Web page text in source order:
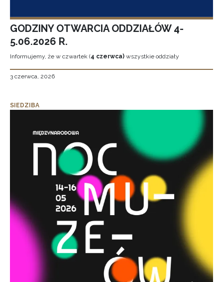
GODZINY OTWARCIA ODDZIAŁÓW 4-
5.06.2026 R.
Informujemy, że w czwartek (4 czerwca) wszystkie oddziały
3 czerwca, 2026
SIEDZIBA